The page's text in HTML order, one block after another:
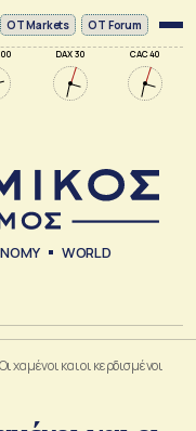
DAX 30 CAC 40
ΟΤ Markets OT Forum
WORLD
χαμένοι και οι κερδισμένοι